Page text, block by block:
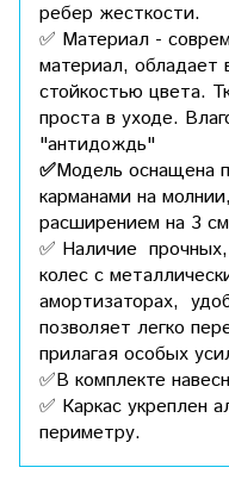
ребер жесткости.
✅ Материал -
материал, обладает
стойкостью цвета.
проста в уходе.
"антидождь"
✅Модель оснащена
карманами на
расширением на 3 см
✅ Наличие
колес с
амортизаторах,
позволяет легко
прилагая особых
✅В комплекте
✅ Каркас укреплен
периметру.